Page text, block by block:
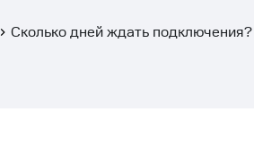
Сколько дней ждать подключения?